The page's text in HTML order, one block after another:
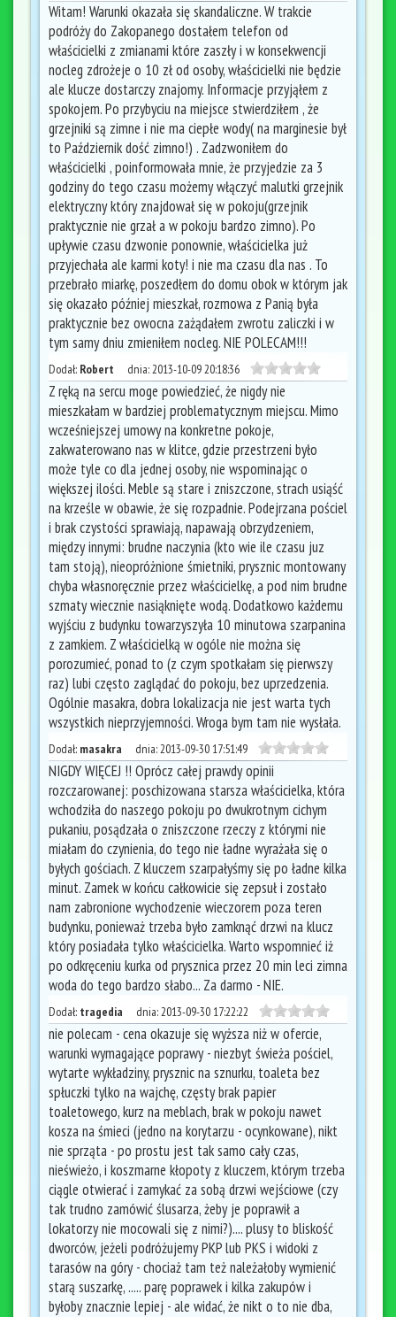
Witam! Warunki okazała się skandaliczne. W trakcie
podróży do Zakopanego dostałem telefon od
właścicielki z zmianami które zaszły i w konsekwencji
nocleg zdrożeje o 10 zł od osoby, właścicielki nie będzie
ale klucze dostarczy znajomy. Informacje przyjąłem z
spokojem. Po przybyciu na miejsce stwierdziłem , że
grzejniki są zimne i nie ma ciepłe wody( na marginesie był
to Październik dość zimno!) . Zadzwoniłem do
właścicielki , poinformowała mnie, że przyjedzie za 3
godziny do tego czasu możemy włączyć malutki grzejnik
elektryczny który znajdował się w pokoju(grzejnik
praktycznie nie grzał a w pokoju bardzo zimno). Po
upływie czasu dzwonie ponownie, właścicielka już
przyjechała ale karmi koty! i nie ma czasu dla nas . To
przebrało miarkę, poszedłem do domu obok w którym jak
się okazało później mieszkał, rozmowa z Panią była
praktycznie bez owocna zażądałem zwrotu zaliczki i w
tym samy dniu zmieniłem nocleg. NIE POLECAM!!!
Dodał: Robert dnia:2013-10-09 20:18:36
Z ręką na sercu moge powiedzieć, że nigdy nie
mieszkałam w bardziej problematycznym miejscu. Mimo
wcześniejszej umowy na konkretne pokoje,
zakwaterowano nas w klitce, gdzie przestrzeni było
może tyle co dla jednej osoby, nie wspominając o
większej ilości. Meble są stare i zniszczone, strach usiąść
na krześle w obawie, że się rozpadnie. Podejrzana pościel
i brak czystości sprawiają, napawają obrzydzeniem,
między innymi: brudne naczynia (kto wie ile czasu juz
tam stoją), nieopróżnione śmietniki, prysznic montowany
chyba własnoręcznie przez właścicielkę, a pod nim brudne
szmaty wiecznie nasiąknięte wodą. Dodatkowo każdemu
wyjściu z budynku towarzyszyła 10 minutowa szarpanina
z zamkiem. Z właścicielką w ogóle nie można się
porozumieć, ponad to (z czym spotkałam się pierwszy
raz) lubi często zaglądać do pokoju, bez uprzedzenia.
Ogólnie masakra, dobra lokalizacja nie jest warta tych
wszystkich nieprzyjemności. Wroga bym tam nie wysłała.
Dodał: masakra dnia:2013-09-30 17:51:49
NIGDY WIĘCEJ !! Oprócz całej prawdy opinii
rozczarowanej: poschizowana starsza właścicielka, która
wchodziła do naszego pokoju po dwukrotnym cichym
pukaniu, posądzała o zniszczone rzeczy z którymi nie
miałam do czynienia, do tego nie ładne wyrażała się o
byłych gościach. Z kluczem szarpałyśmy się po ładne kilka
minut. Zamek w końcu całkowicie się zepsuł i zostało
nam zabronione wychodzenie wieczorem poza teren
budynku, ponieważ trzeba było zamknąć drzwi na klucz
który posiadała tylko właścicielka. Warto wspomnieć iż
po odkręceniu kurka od prysznica przez 20 min leci zimna
woda do tego bardzo słabo... Za darmo - NIE.
Dodał: tragedia dnia:2013-09-30 17:22:22
nie polecam - cena okazuje się wyższa niż w ofercie,
warunki wymagające poprawy - niezbyt świeża pościel,
wytarte wykładziny, prysznic na sznurku, toaleta bez
spłuczki tylko na wajchę, częsty brak papier
toaletowego, kurz na meblach, brak w pokoju nawet
kosza na śmieci (jedno na korytarzu - ocynkowane), nikt
nie sprząta - po prostu jest tak samo cały czas,
nieświeżo, i koszmarne kłopoty z kluczem, którym trzeba
ciągle otwierać i zamykać za sobą drzwi wejściowe (czy
tak trudno zamówić ślusarza, żeby je poprawił a
lokatorzy nie mocowali się z nimi?).... plusy to bliskość
dworców, jeżeli podróżujemy PKP lub PKS i widoki z
tarasów na góry - chociaż tam też należałoby wymienić
starą suszarkę, ..... parę poprawek i kilka zakupów i
byłoby znacznie lepiej - ale widać, że nikt o to nie dba,